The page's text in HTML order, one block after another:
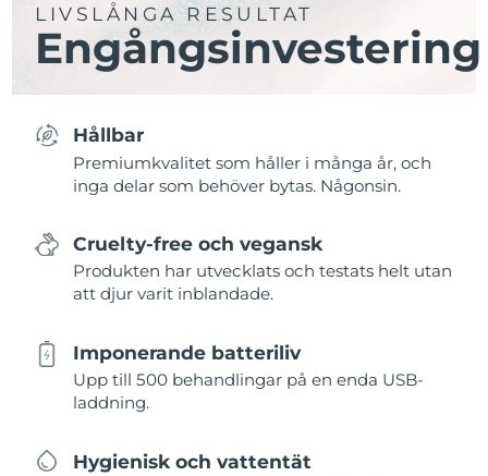
LIVSLÅNGA RESULTAT
Engångsinvestering
Hållbar
Premiumkvalitet som håller i många år, och
inga delar som behöver bytas. Någonsin.
Cruelty-free och vegansk
Produkten har utvecklats och testats helt utan
att djur varit inblandade.
Imponerande batteriliv
Upp till 500 behandlingar på en enda USB-
laddning.
Hygienisk och vattentät